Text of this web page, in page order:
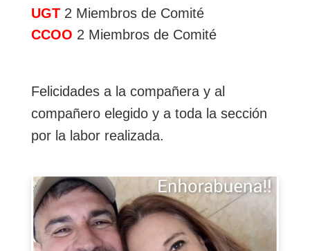
UGT2 Miembros de Comité
CCOO 2 Miembros de Comité
Felicidades a la compañera y al
compañero elegido y a toda la sección
por la labor realizada.